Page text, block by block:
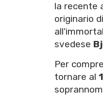
la recente
originario di
svedese
Per
tornare al